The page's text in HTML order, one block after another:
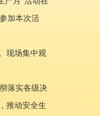
加本次活
现场集中观
落实各级决
推动安全生